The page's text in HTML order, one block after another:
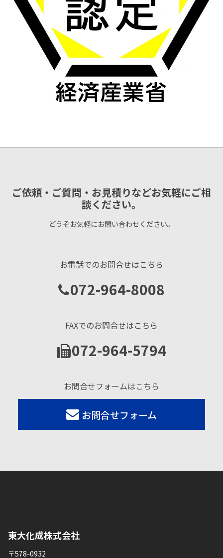
ご依頼・ご質問・お見積りなどお気軽にご相
談ください。
どうぞお気軽にお問い合わせください。
お電話でのお問合せはこちら
072-964-8008
FAXでのお問合せはこちら
072-964-5794
お問合せフォームはこちら
お問合せフォーム
東大化成株式会社
〒578-0932